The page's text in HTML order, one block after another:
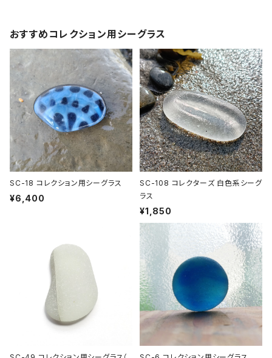
おすすめコレクション用シーグラス
SC-18 コレクション用シーグラス
¥6,400
SC-108 コレクターズ 白色系シーグ
ラス
¥1,850